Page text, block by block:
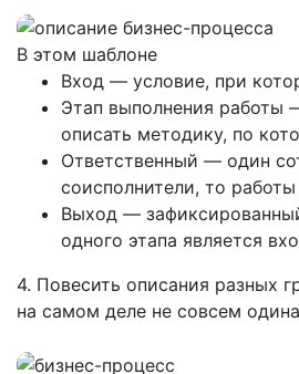
В этом шаблоне
Вход — условие, при
Этап выполнения работы
описать методику, по
Ответственный — один
соисполнители, то
Выход —
одного этапа является
4. Повесить описания разных
на самом деле не совсем